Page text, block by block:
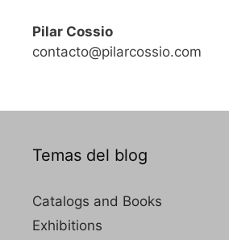
Pilar Cossio
contacto@pilarcossio.com
Temas del blog
Catalogs and Books
Exhibitions